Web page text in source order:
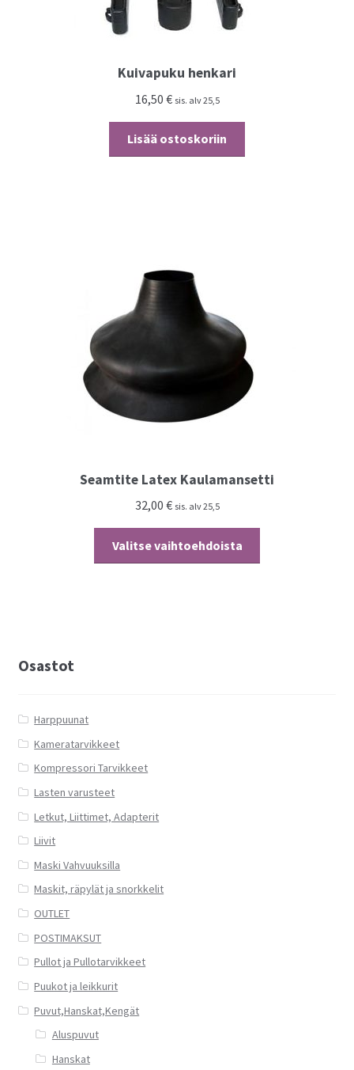
Kuivapuku henkari
16,50 € sis. alv 25,5
Lisää ostoskoriin
Seamtite Latex Kaulamansetti
32,00 € sis. alv 25,5
Valitse vaihtoehdoista
Osastot
Harppuunat
Kameratarvikkeet
Kompressori Tarvikkeet
Lasten varusteet
Letkut, Liittimet, Adapterit
Liivit
Maski Vahvuuksilla
Maskit, räpylät ja snorkkelit
OUTLET
POSTIMAKSUT
Pullot ja Pullotarvikkeet
Puukot ja leikkurit
Puvut,Hanskat,Kengät
Aluspuvut
Hanskat